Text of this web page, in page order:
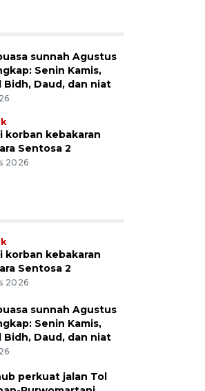
sunnah Agustus
Senin Kamis,
Bidh, Daud, dan niat
korban kebakaran
Sentosa 2
2026
korban kebakaran
Sentosa 2
2026
sunnah Agustus
Senin Kamis,
Bidh, Daud, dan niat
perkuat jalan Tol